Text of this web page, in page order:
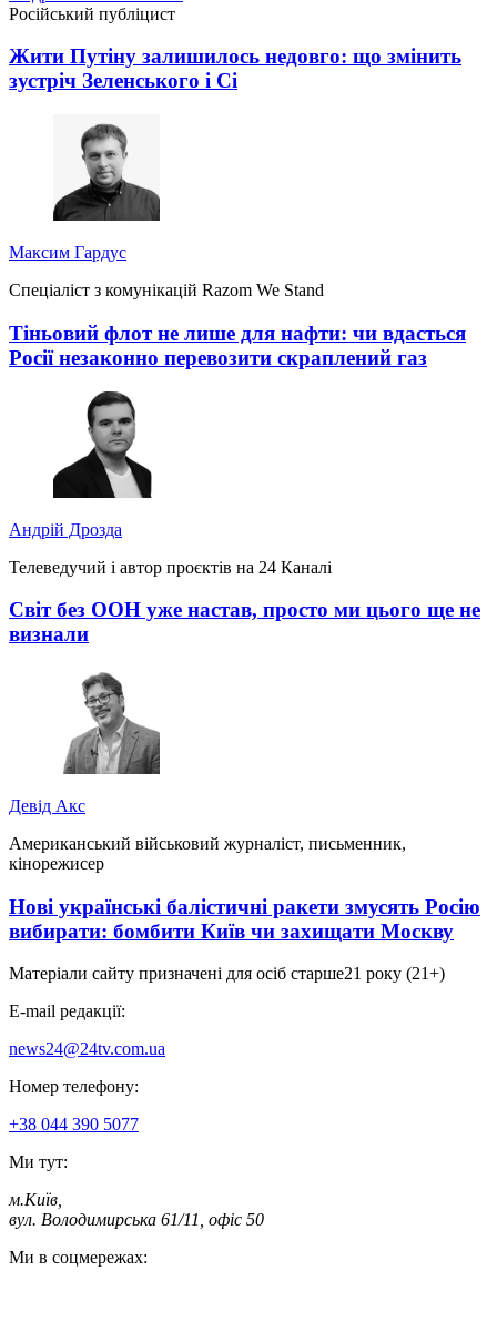
Російський публіцист
Жити Путіну залишилось недовго: що змінить
зустріч Зеленського і Сі
Максим Гардус
Спеціаліст з комунікацій Razom We Stand
Тіньовий флот не лише для нафти: чи вдасться
Росії незаконно перевозити скраплений газ
Андрій Дрозда
Телеведучий і автор проєктів на 24 Каналі
Світ без ООН уже настав, просто ми цього ще не
визнали
Девід Акс
Американський військовий журналіст, письменник,
кінорежисер
Нові українські балістичні ракети змусять Росію
вибирати: бомбити Київ чи захищати Москву
Матеріали сайту призначені для осіб старше21 року (21+)
E-mail редакції:
news24@24tv.com.ua
Номер телефону:
+38 044 390 5077
Ми тут:
м.Київ,
вул. Володимирська 61/11, офіс 50
Ми в соцмережах: